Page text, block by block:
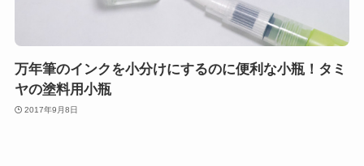
万年筆のインクを小分けにするのに便利な小瓶！タミ
ヤの塗料用小瓶
2017年9月8日